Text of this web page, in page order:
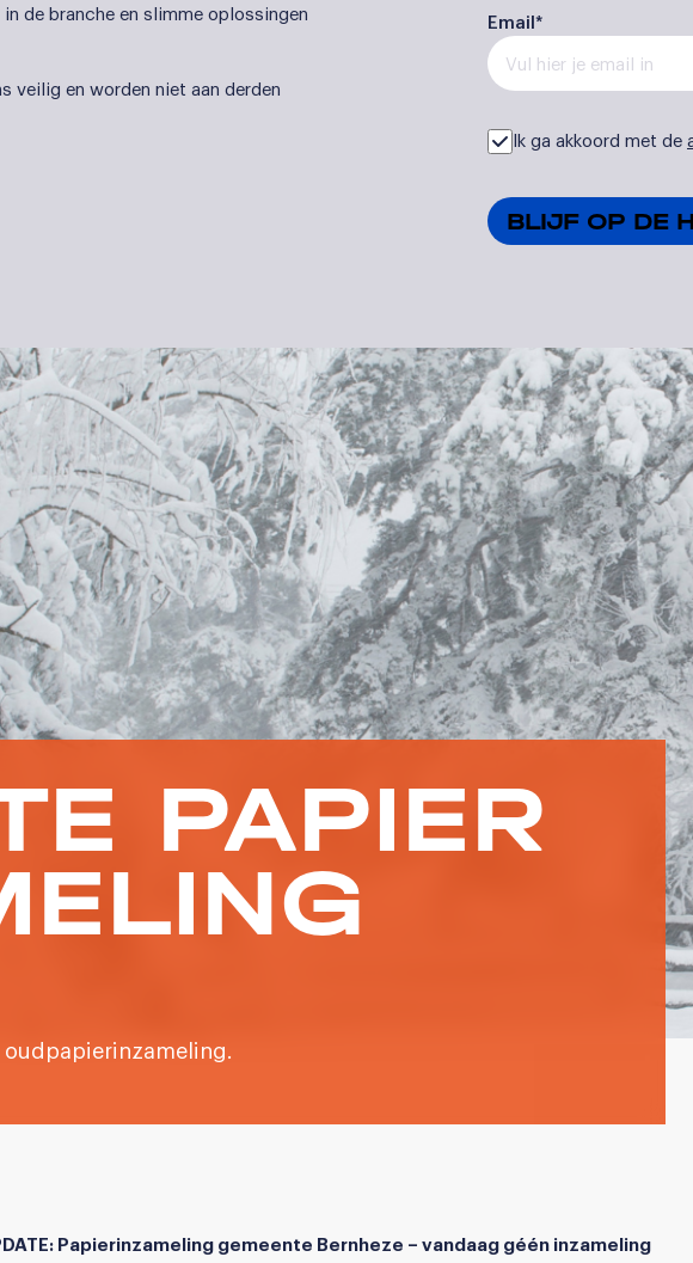
de branche en slimme oplossingen
veilig en worden niet aan derden
Email*
Ik ga akkoord met de
PAPIER
Papierinzameling gemeente Bernheze – vandaag géén inzameling